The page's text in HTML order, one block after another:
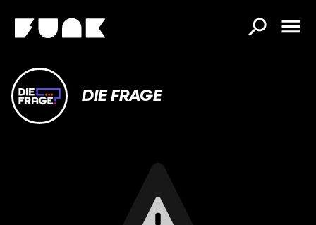
DIE FRAGE